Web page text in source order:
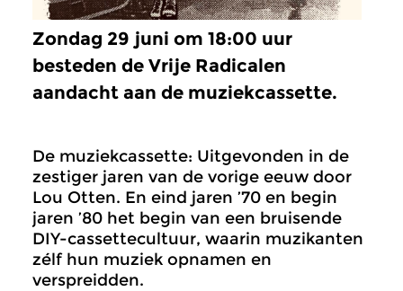
Zondag 29 juni om 18:00 uur
besteden de Vrije Radicalen
aandacht aan de muziekcassette.
De muziekcassette: Uitgevonden in de
zestiger jaren van de vorige eeuw door
Lou Otten. En eind jaren ’70 en begin
jaren ’80 het begin van een bruisende
DIY-cassettecultuur, waarin muzikanten
zélf hun muziek opnamen en
verspreidden.